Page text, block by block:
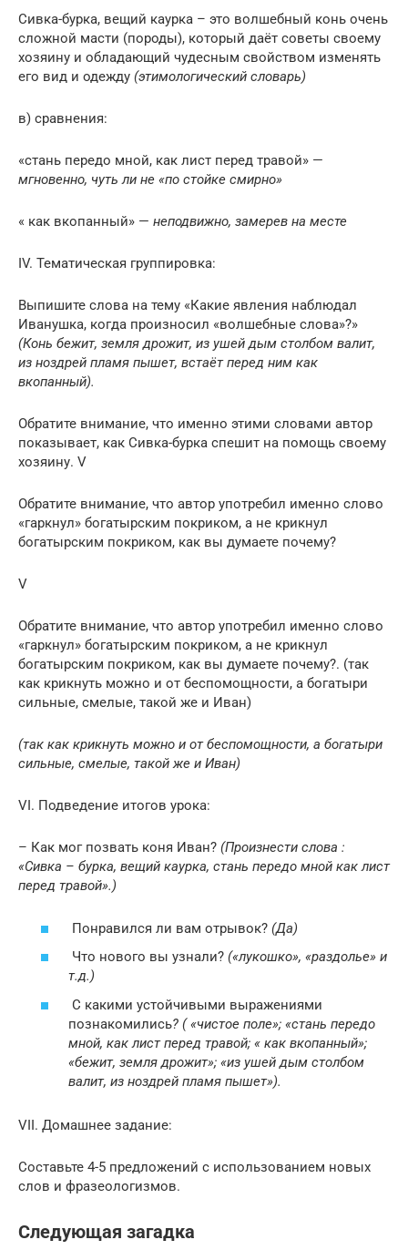
Сивка-бурка, вещий каурка – это волшебный конь очень
сложной масти (породы), который даёт советы своему
хозяину и обладающий чудесным свойством изменять
его вид и одежду (этимологический словарь)
в) сравнения:
«стань передо мной, как лист перед травой» —
мгновенно, чуть ли не «по стойке смирно»
« как вкопанный» — неподвижно, замерев на месте
IV. Тематическая группировка:
Выпишите слова на тему «Какие явления наблюдал
Иванушка, когда произносил «волшебные слова»?»
(Конь бежит, земля дрожит, из ушей дым столбом валит,
из ноздрей пламя пышет, встаёт перед ним как
вкопанный).
Обратите внимание, что именно этими словами автор
показывает, как Сивка-бурка спешит на помощь своему
хозяину. V
Обратите внимание, что автор употребил именно слово
«гаркнул» богатырским покриком, а не крикнул
богатырским покриком, как вы думаете почему?
V
Обратите внимание, что автор употребил именно слово
«гаркнул» богатырским покриком, а не крикнул
богатырским покриком, как вы думаете почему?. (так
как крикнуть можно и от беспомощности, а богатыри
сильные, смелые, такой же и Иван)
(так как крикнуть можно и от беспомощности, а богатыри
сильные, смелые, такой же и Иван)
VI. Подведение итогов урока:
– Как мог позвать коня Иван? (Произнести слова :
«Сивка – бурка, вещий каурка, стань передо мной как лист
перед травой».)
Понравился ли вам отрывок? (Да)
Что нового вы узнали? («лукошко», «раздолье» и
т.д.)
С какими устойчивыми выражениями
познакомились? ( «чистое поле»; «стань передо
мной, как лист перед травой; « как вкопанный»;
«бежит, земля дрожит»; «из ушей дым столбом
валит, из ноздрей пламя пышет»).
VII. Домашнее задание:
Составьте 4-5 предложений с использованием новых
слов и фразеологизмов.
Следующая загадка